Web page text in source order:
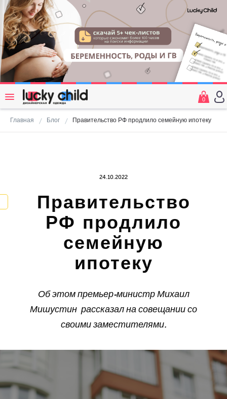
0
Главная Блог Правительство РФ продлило семейную ипотеку
24.10.2022
Правительство
РФ продлило
семейную
ипотеку
Об этом премьер-министр Михаил
Мишустин рассказал на совещании со
своими заместителями.